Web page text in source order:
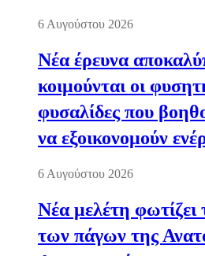
6 Αυγούστου 2026
Νέα έρευνα
κοιμούνται οι
φυσαλίδες που
να εξοικονομούν
6 Αυγούστου 2026
Νέα μελέτη φωτίζει
των πάγων της